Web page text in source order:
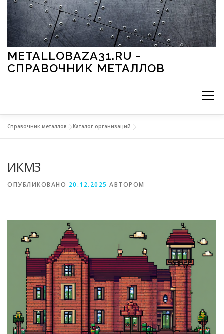
Перейти к содержимому
METALLOBAZA31.RU -
СПРАВОЧНИК МЕТАЛЛОВ
Меню
МЕТАЛЛЫ И ОКРУЖАЮЩАЯ СРЕДА
СВОЙСТВА МЕТАЛЛОВ СОРТА МЕТАЛЛОВ
СТАТЬИ
Справочник металлов »Каталог организаций
ИКМЗ
ОПУБЛИКОВАНО 20.12.2025 АВТОРОМ